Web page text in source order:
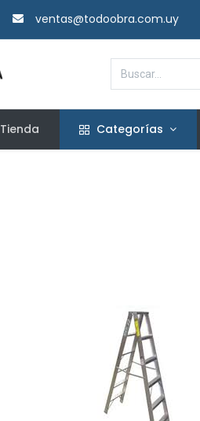
ventas@todoobra.com.uy
Tienda Categorías